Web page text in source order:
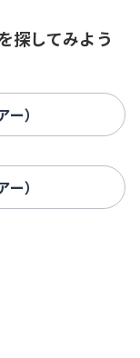
探してみよう
）
）